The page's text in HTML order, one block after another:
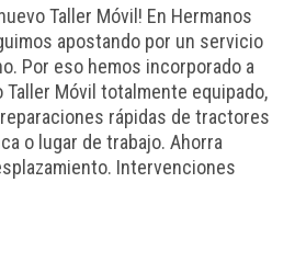
Taller Móvil! En Hermanos
apostando por un servicio
Por eso hemos incorporado a
Móvil totalmente equipado,
rápidas de tractores
o lugar de trabajo. Ahorra
Intervenciones